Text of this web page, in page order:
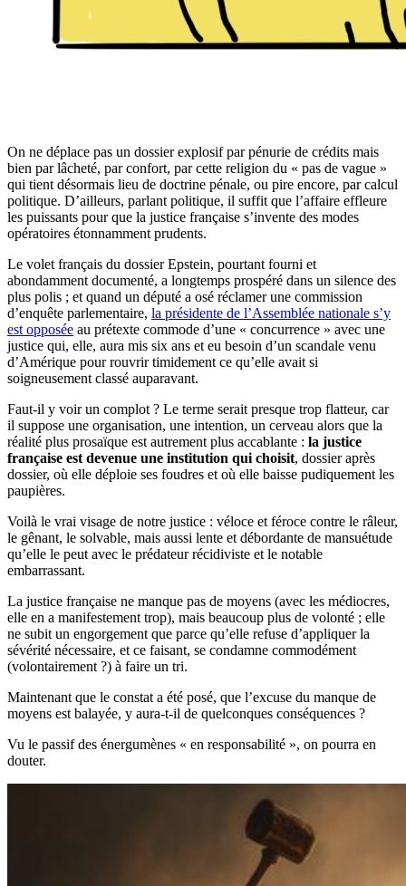
On ne déplace pas un dossier explosif par pénurie de crédits mais
bien par lâcheté, par confort, par cette religion du « pas de vague »
qui tient désormais lieu de doctrine pénale, ou pire encore, par calcul
politique. D’ailleurs, parlant politique, il suffit que l’affaire effleure
les puissants pour que la justice française s’invente des modes
opératoires étonnamment prudents.
Le volet français du dossier Epstein, pourtant fourni et
abondamment documenté, a longtemps prospéré dans un silence des
plus polis ; et quand un député a osé réclamer une commission
d’enquête parlementaire, la présidente de l’Assemblée nationale s’y
est opposée au prétexte commode d’une « concurrence » avec une
justice qui, elle, aura mis six ans et eu besoin d’un scandale venu
d’Amérique pour rouvrir timidement ce qu’elle avait si
soigneusement classé auparavant.
Faut-il y voir un complot ? Le terme serait presque trop flatteur, car
il suppose une organisation, une intention, un cerveau alors que la
réalité plus prosaïque est autrement plus accablante : la justice
française est devenue une institution qui choisit, dossier après
dossier, où elle déploie ses foudres et où elle baisse pudiquement les
paupières.
Voilà le vrai visage de notre justice : véloce et féroce contre le râleur,
le gênant, le solvable, mais aussi lente et débordante de mansuétude
qu’elle le peut avec le prédateur récidiviste et le notable
embarrassant.
La justice française ne manque pas de moyens (avec les médiocres,
elle en a manifestement trop), mais beaucoup plus de volonté ; elle
ne subit un engorgement que parce qu’elle refuse d’appliquer la
sévérité nécessaire, et ce faisant, se condamne commodément
(volontairement ?) à faire un tri.
Maintenant que le constat a été posé, que l’excuse du manque de
moyens est balayée, y aura-t-il de quelconques conséquences ?
Vu le passif des énergumènes « en responsabilité », on pourra en
douter.